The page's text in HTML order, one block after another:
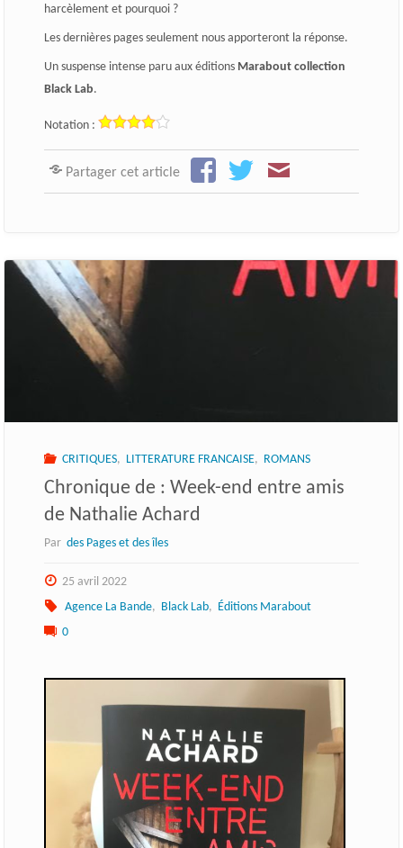
harcèlement et pourquoi ?
Les dernières pages seulement nous apporteront la réponse.
Un suspense intense paru aux éditions Marabout collection
Black Lab.
Notation :
Partager cet article
CRITIQUES, LITTERATURE FRANCAISE, ROMANS
Chronique de : Week-end entre amis
de Nathalie Achard
Par des Pages et des îles
25 avril 2022
Agence La Bande, Black Lab, Éditions Marabout
0